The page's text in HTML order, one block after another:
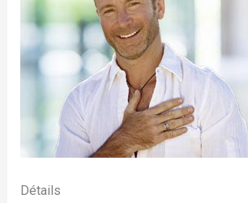
Détails